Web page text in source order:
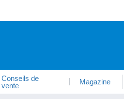
Conseils de
vente
Magazine